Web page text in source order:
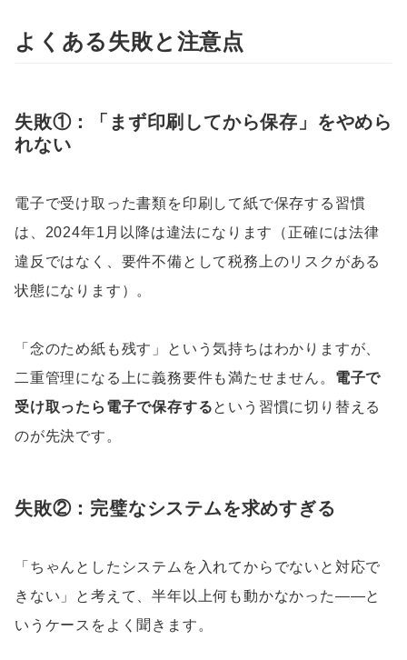
よくある失敗と注意点
失敗①：「まず印刷してから保存」をやめら
れない
電子で受け取った書類を印刷して紙で保存する習慣
は、2024年1月以降は違法になります（正確には法律
違反ではなく、要件不備として税務上のリスクがある
状態になります）。
「念のため紙も残す」という気持ちはわかりますが、
二重管理になる上に義務要件も満たせません。 電子で
受け取ったら電子で保存するという習慣に切り替える
のが先決です。
失敗②：完璧なシステムを求めすぎる
「ちゃんとしたシステムを入れてからでないと対応で
きない」と考えて、半年以上何も動かなかった——と
いうケースをよく聞きます。